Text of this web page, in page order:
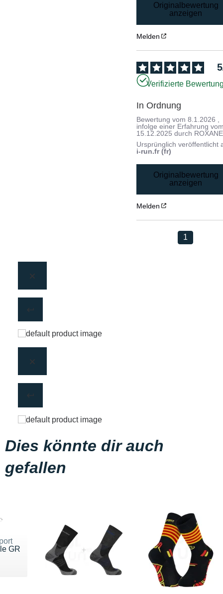
Originalbewertung
anzeigen
Melden
5
Verifizierte
In Ordnung
Bewertung vom8.1.2026
infolge einer Erfahrung
15.12.2025 durch
Ursprünglich veröffentlicht
i-run.fr (fr)
Originalbewertung
anzeigen
Melden
1
Dies könnte dir auch
gefallen
GR